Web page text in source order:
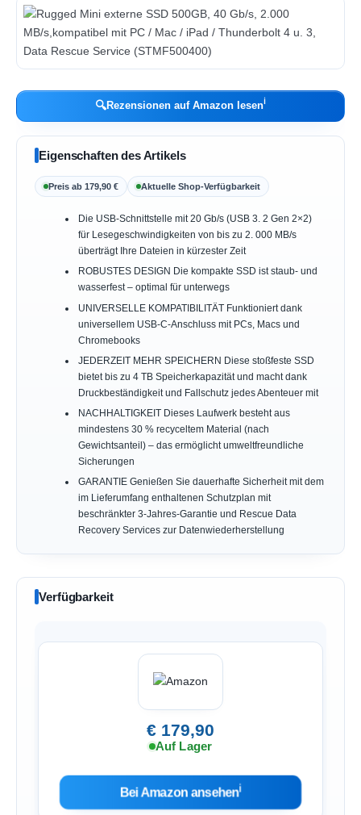
🔍Rezensionen auf Amazon lesenℹ︎
Eigenschaften des Artikels
Preis ab 179,90 € Aktuelle Shop-Verfügbarkeit
Die USB-Schnittstelle mit 20 Gb/s (USB 3. 2 Gen 2×2)
für Lesegeschwindigkeiten von bis zu 2. 000 MB/s
überträgt Ihre Dateien in kürzester Zeit
ROBUSTES DESIGN Die kompakte SSD ist staub- und
wasserfest – optimal für unterwegs
UNIVERSELLE KOMPATIBILITÄT Funktioniert dank
universellem USB-C-Anschluss mit PCs, Macs und
Chromebooks
JEDERZEIT MEHR SPEICHERN Diese stoßfeste SSD
bietet bis zu 4 TB Speicherkapazität und macht dank
Druckbeständigkeit und Fallschutz jedes Abenteuer mit
NACHHALTIGKEIT Dieses Laufwerk besteht aus
mindestens 30 % recyceltem Material (nach
Gewichtsanteil) – das ermöglicht umweltfreundliche
Sicherungen
GARANTIE Genießen Sie dauerhafte Sicherheit mit dem
im Lieferumfang enthaltenen Schutzplan mit
beschränkter 3-Jahres-Garantie und Rescue Data
Recovery Services zur Datenwiederherstellung
Verfügbarkeit
€ 179,90
Auf Lager
Bei Amazon ansehenℹ︎